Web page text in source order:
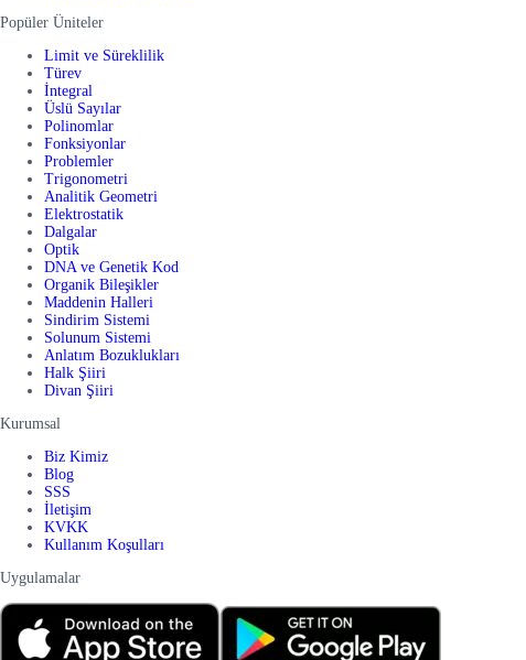
Popüler Üniteler
Limit ve Süreklilik
Türev
İntegral
Üslü Sayılar
Polinomlar
Fonksiyonlar
Problemler
Trigonometri
Analitik Geometri
Elektrostatik
Dalgalar
Optik
DNA ve Genetik Kod
Organik Bileşikler
Maddenin Halleri
Sindirim Sistemi
Solunum Sistemi
Anlatım Bozuklukları
Halk Şiiri
Divan Şiiri
Kurumsal
Biz Kimiz
Blog
SSS
İletişim
KVKK
Kullanım Koşulları
Uygulamalar